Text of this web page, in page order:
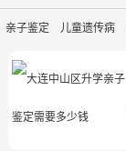
亲子鉴定 儿童遗传病